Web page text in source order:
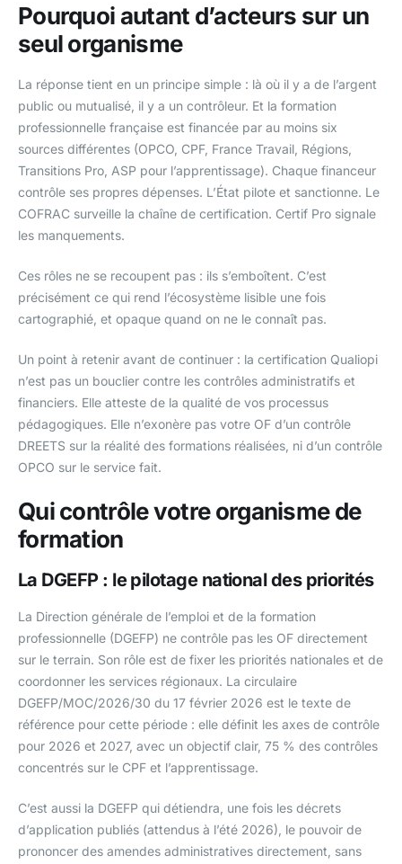
Pourquoi autant d’acteurs sur un
seul organisme
La réponse tient en un principe simple : là où il y a de l’argent
public ou mutualisé, il y a un contrôleur. Et la formation
professionnelle française est financée par au moins six
sources différentes (OPCO, CPF, France Travail, Régions,
Transitions Pro, ASP pour l’apprentissage). Chaque financeur
contrôle ses propres dépenses. L’État pilote et sanctionne. Le
COFRAC surveille la chaîne de certification. Certif Pro signale
les manquements.
Ces rôles ne se recoupent pas : ils s’emboîtent. C’est
précisément ce qui rend l’écosystème lisible une fois
cartographié, et opaque quand on ne le connaît pas.
Un point à retenir avant de continuer : la certification Qualiopi
n’est pas un bouclier contre les contrôles administratifs et
financiers. Elle atteste de la qualité de vos processus
pédagogiques. Elle n’exonère pas votre OF d’un contrôle
DREETS sur la réalité des formations réalisées, ni d’un contrôle
OPCO sur le service fait.
Qui contrôle votre organisme de
formation
La DGEFP : le pilotage national des priorités
La Direction générale de l’emploi et de la formation
professionnelle (DGEFP) ne contrôle pas les OF directement
sur le terrain. Son rôle est de fixer les priorités nationales et de
coordonner les services régionaux. La circulaire
DGEFP/MOC/2026/30 du 17 février 2026 est le texte de
référence pour cette période : elle définit les axes de contrôle
pour 2026 et 2027, avec un objectif clair, 75 % des contrôles
concentrés sur le CPF et l’apprentissage.
C’est aussi la DGEFP qui détiendra, une fois les décrets
d’application publiés (attendus à l’été 2026), le pouvoir de
prononcer des amendes administratives directement, sans